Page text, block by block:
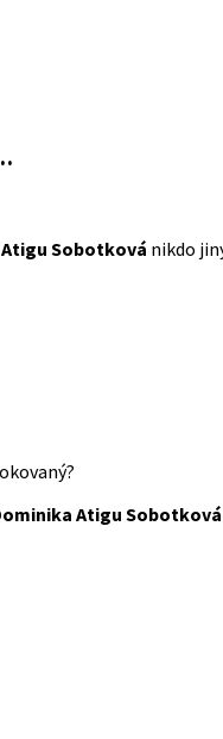
Sobotková nikdo
Atigu Sobotková